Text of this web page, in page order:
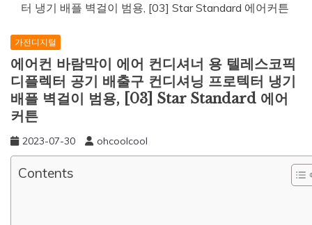
터 냉기 배플 벽걸이 범용, [03] Star Standard 에어커튼
가전디지털
에어컨 바람막이 에어 컨디셔너 용 텔레스코픽
디플렉터 공기 배출구 컨디셔닝 프로텍터 냉기
배플 벽걸이 범용, [03] Star Standard 에어
커튼
2023-07-30 ohcoolcool
Contents